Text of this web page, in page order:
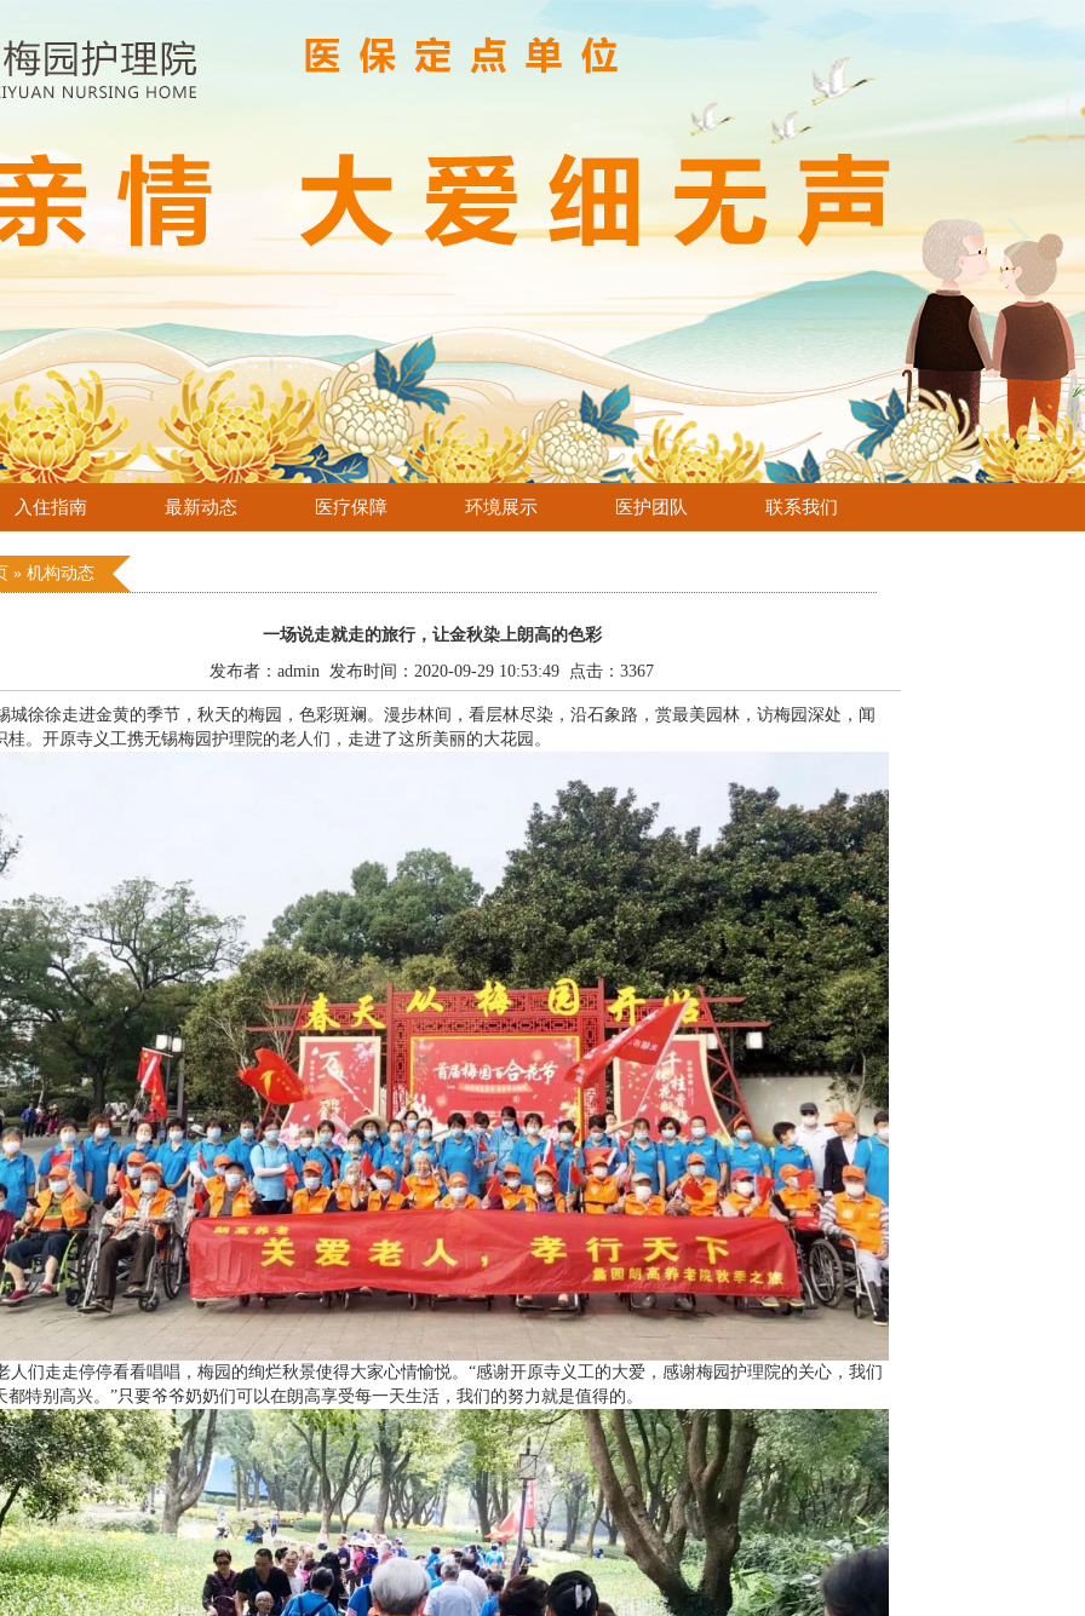
入住指南 最新动态 医疗保障 环境展示 医护团队 联系我们
» 机构动态
一场说走就走的旅行，让金秋染上朗高的色彩
发布者：admin 发布时间：2020-09-29 10:53:49 点击：3367
徐徐走进金黄的季节，秋天的梅园，色彩斑斓。漫步林间，看层林尽染，沿石象路，赏最美园林，访梅园深处，闻
桂。开原寺义工携无锡梅园护理院的老人们，走进了这所美丽的大花园。
们走走停停看看唱唱，梅园的绚烂秋景使得大家心情愉悦。“感谢开原寺义工的大爱，感谢梅园护理院的关心，我们
都特别高兴。”只要爷爷奶奶们可以在朗高享受每一天生活，我们的努力就是值得的。